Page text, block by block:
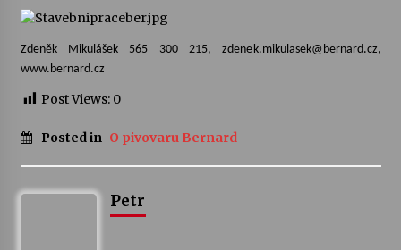
Petr Adamec – Malovaný svět
Zdeněk Mikulášek 565 300 215, zdenek.mikulasek@bernard.cz,
www.bernard.cz
Post Views: 0
Posted in O pivovaru Bernard
Petr